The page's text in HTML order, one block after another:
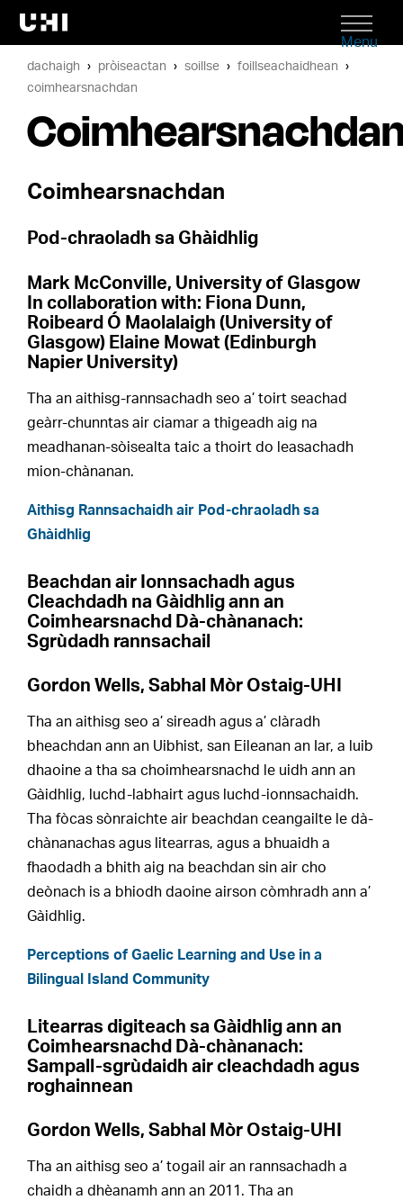
Menu
dachaigh pròiseactan soillse
foillseachaidhean
coimhearsnachdan
Coimhearsnachdan
Pod-chraoladh sa Ghàidhlig
Mark McConville, University of Glasgow
In collaboration with: Fiona Dunn,
Roibeard Ó Maolalaigh (University of
Glasgow) Elaine Mowat (Edinburgh
Napier University)
Tha an aithisg-rannsachadh seo a’ toirt seachad
geàrr-chunntas air ciamar a thigeadh aig na
meadhanan-sòisealta taic a thoirt do leasachadh
mion-chànanan.
Aithisg Rannsachaidh air Pod-chraoladh sa
Ghàidhlig
Beachdan air Ionnsachadh agus
Cleachdadh na Gàidhlig ann an
Coimhearsnachd Dà-chànanach:
Sgrùdadh rannsachail
Gordon Wells, Sabhal Mòr Ostaig-UHI
Tha an aithisg seo a’ sireadh agus a’ clàradh
bheachdan ann an Uibhist, san Eileanan an Iar, a luib
dhaoine a tha sa choimhearsnachd le uidh ann an
Gàidhlig, luchd-labhairt agus luchd-ionnsachaidh.
Tha fòcas sònraichte air beachdan ceangailte le dà-
chànanachas agus litearras, agus a bhuaidh a
fhaodadh a bhith aig na beachdan sin air cho
deònach is a bhiodh daoine airson còmhradh ann a’
Gàidhlig.
Perceptions of Gaelic Learning and Use in a
Bilingual Island Community
Litearras digiteach sa Gàidhlig ann an
Coimhearsnachd Dà-chànanach:
Sampall-sgrùdaidh air cleachdadh agus
roghainnean
Gordon Wells, Sabhal Mòr Ostaig-UHI
Tha an aithisg seo a’ togail air an rannsachadh a
chaidh a dhèanamh ann an 2011. Tha an